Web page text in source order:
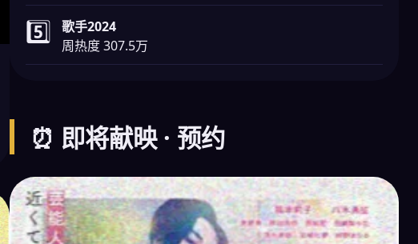
5️⃣
歌手2024
周热度 307.5万
⏰ 即将献映 · 预约